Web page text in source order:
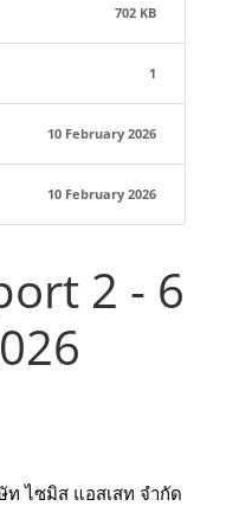
702 KB
1
10 February 2026
10 February 2026
2 - 6
ท ไซมิส แอสเสท จำกัด